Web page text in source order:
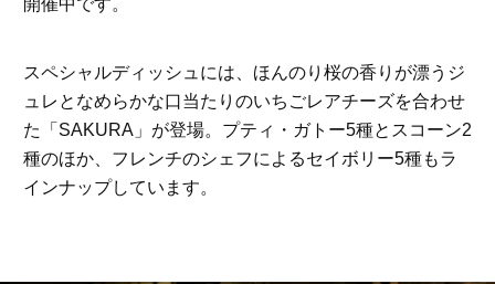
開催中です。
スペシャルディッシュには、ほんのり桜の香りが漂うジ
ュレとなめらかな口当たりのいちごレアチーズを合わせ
た「SAKURA」が登場。プティ・ガトー5種とスコーン2
種のほか、フレンチのシェフによるセイボリー5種もラ
インナップしています。